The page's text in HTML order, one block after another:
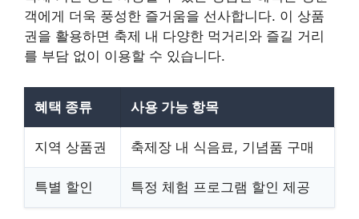
객에게 더욱 풍성한 즐거움을 선사합니다. 이 상품
권을 활용하면 축제 내 다양한 먹거리와 즐길 거리
를 부담 없이 이용할 수 있습니다.
혜택 종류 사용 가능 항목
지역 상품권 축제장 내 식음료, 기념품 구매
특별 할인 특정 체험 프로그램 할인 제공